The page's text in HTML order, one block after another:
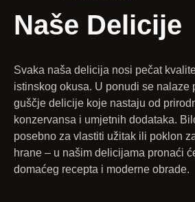
Naše Delicije
Svaka naša delicija nosi pečat
istinskog okusa. U ponudi se nalaze
guščje delicije koje nastaju od
konzervansa i umjetnih dodataka.
posebno za vlastiti užitak ili poklon
hrane – u našim delicijama pronaći
domaćeg recepta i moderne obrade.